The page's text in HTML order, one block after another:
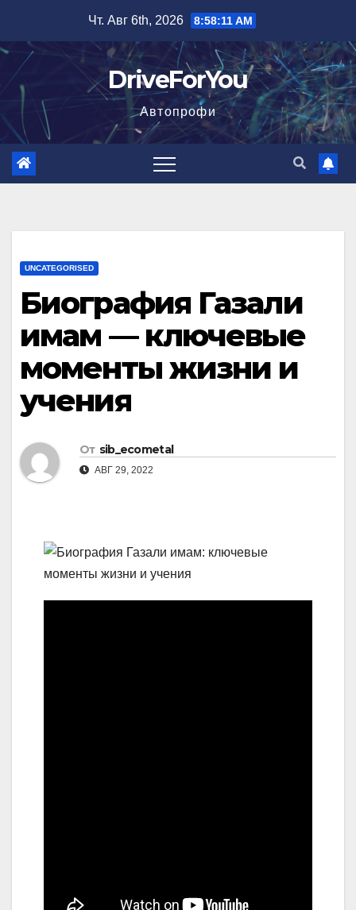
содержимому
Чт. Авг 6th, 2026 8:58:12 AM
DriveForYou
Автопрофи
UNCATEGORISED
Биография Газали
имам — ключевые
моменты жизни и
учения
От sib_ecometal
АВГ 29, 2022